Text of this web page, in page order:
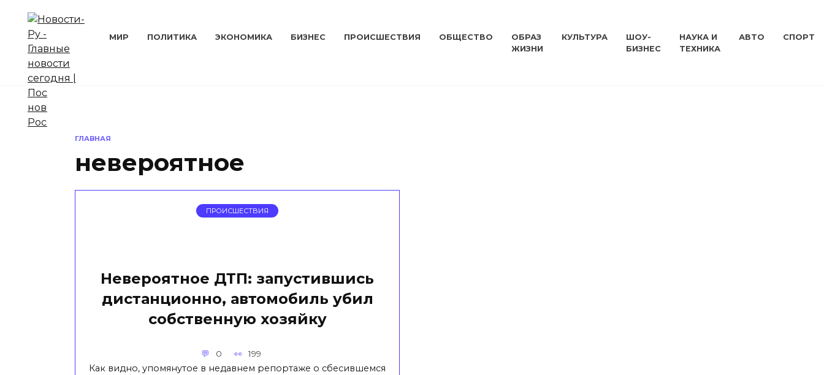
содержанию
МИР ПОЛИТИКА ЭКОНОМИКА БИЗНЕС ПРОИСШЕСТВИЯ ОБЩЕСТВО
ОБРАЗ
ЖИЗНИ
КУЛЬТУРА
ШОУ-
БИЗНЕС
НАУКА И
ТЕХНИКА
АВТО СПОРТ
ГЛАВНАЯ
невероятное
ПРОИСШЕСТВИЯ
Невероятное ДТП: запустившись
дистанционно, автомобиль убил
собственную хозяйку
0 199
Как видно, упомянутое в недавнем репортаже о сбесившемся